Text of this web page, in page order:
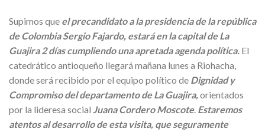
Supimos que el precandidato a la presidencia de la república
de Colombia Sergio Fajardo, estará en la capital de La
Guajira 2 días cumpliendo una apretada agenda política. El
catedrático antioqueño llegará mañana lunes a Riohacha,
donde será recibido por el equipo político de Dignidad y
Compromiso del departamento de La Guajira, orientados
por la lideresa social Juana Cordero Moscote. Estaremos
atentos al desarrollo de esta visita, que seguramente